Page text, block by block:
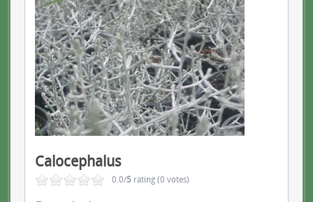
Calocephalus
0.0/5 rating (0 votes)